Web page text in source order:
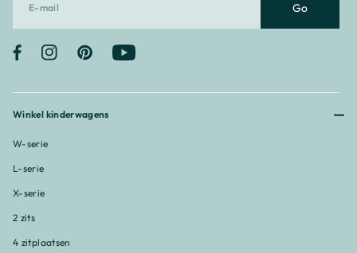
Winkel kinderwagens
W-serie
L-serie
X-serie
2 zits
4 zitplaatsen
Go
FacebookInstagramPinterest YouTube